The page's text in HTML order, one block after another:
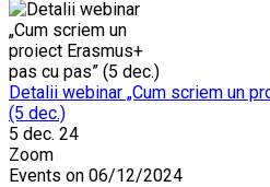
Detalii webinar „Cum scriem un
(5 dec.)
5 dec. 24
Zoom
Events on 06/12/2024